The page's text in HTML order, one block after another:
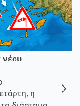
νέου
η